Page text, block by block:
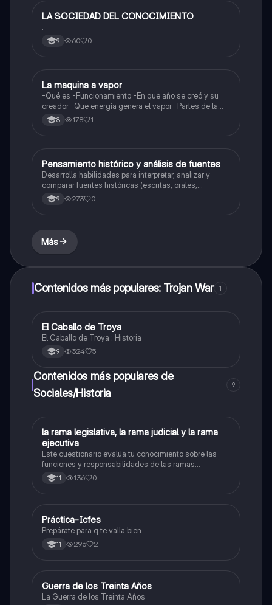
Sociales/Historia
LA SOCIEDAD DEL CONOCIMIENTO
.
9 60 0
Sociales/Historia
La maquina a vapor
-Qué es -Funcionamiento -En que año se creó y su
creador -Que energía genera el vapor -Partes de la
maquina a vapor
8 178 1
Sociales/Historia
Pensamiento histórico y análisis de fuentes
Desarrolla habilidades para interpretar, analizar y
comparar fuentes históricas (escritas, orales,
audiovisuales) con el fin de construir una visión crítica
y argumentada de los procesos del pasado.
9 273 0
Más
Contenidos más populares: Trojan War 1
Sociales/Historia
El Caballo de Troya
El Caballo de Troya : Historia
9 324 5
Contenidos más populares de
Sociales/Historia
9
LSociales/Historia
la rama legislativa, la rama judicial y la rama
ejecutiva
Este cuestionario evalúa tu conocimiento sobre las
funciones y responsabilidades de las ramas
legislativa, judicial y ejecutiva.
11 136 0
Sociales/Historia
Práctica-Icfes
Prepárate para q te valla bien
11 296 2
Sociales/Historia
Guerra de los Treinta Años
La Guerra de los Treinta Años